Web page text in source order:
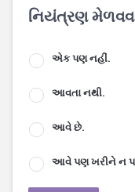
નિયંત્રણ મેળવવા
એક પણ નહીં.
આવતા નથી.
આવે છે.
આવે પણ ખરીને ન